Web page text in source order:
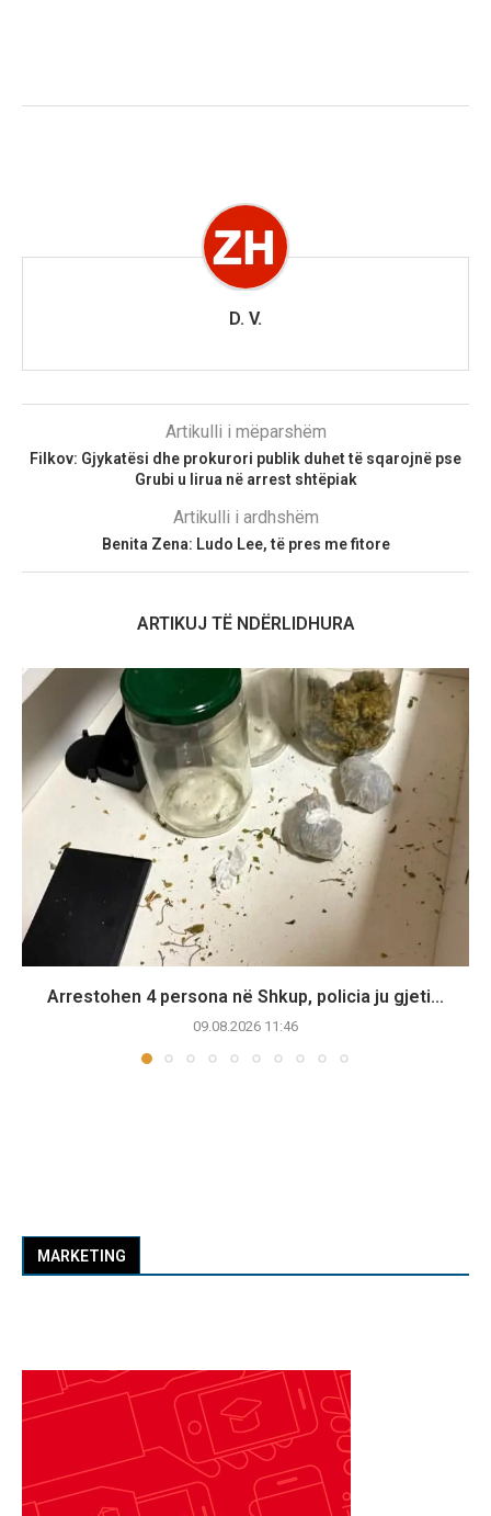
D. V.
Artikulli i mëparshëm
Filkov: Gjykatësi dhe prokurori publik duhet të sqarojnë pse
Grubi u lirua në arrest shtëpiak
Artikulli i ardhshëm
Benita Zena: Ludo Lee, të pres me fitore
ARTIKUJ TË NDËRLIDHURA
Arrestohen 4 persona në Shkup, policia ju gjeti...
09.08.2026 11:46
MARKETING